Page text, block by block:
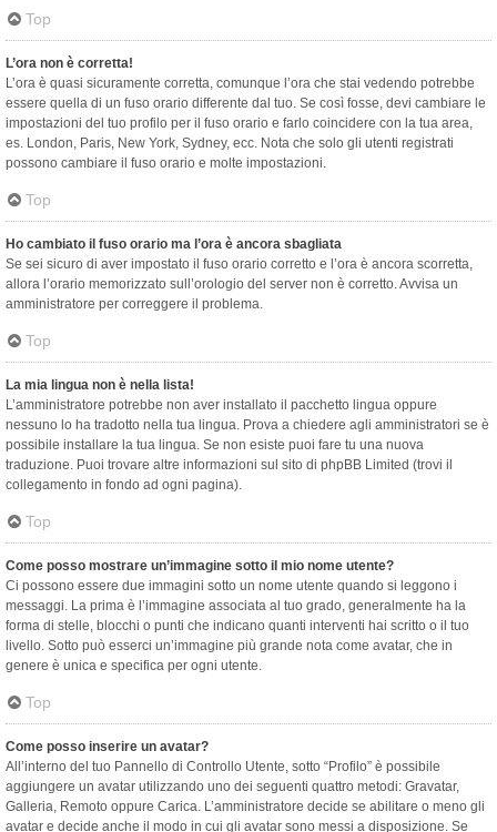
Top
L’ora non è corretta!
L’ora è quasi sicuramente corretta, comunque l’ora che stai vedendo potrebbe
essere quella di un fuso orario differente dal tuo. Se così fosse, devi cambiare le
impostazioni del tuo profilo per il fuso orario e farlo coincidere con la tua area,
es. London, Paris, New York, Sydney, ecc. Nota che solo gli utenti registrati
possono cambiare il fuso orario e molte impostazioni.
Top
Ho cambiato il fuso orario ma l’ora è ancora sbagliata
Se sei sicuro di aver impostato il fuso orario corretto e l’ora è ancora scorretta,
allora l’orario memorizzato sull’orologio del server non è corretto. Avvisa un
amministratore per correggere il problema.
Top
La mia lingua non è nella lista!
L’amministratore potrebbe non aver installato il pacchetto lingua oppure
nessuno lo ha tradotto nella tua lingua. Prova a chiedere agli amministratori se è
possibile installare la tua lingua. Se non esiste puoi fare tu una nuova
traduzione. Puoi trovare altre informazioni sul sito di phpBB Limited (trovi il
collegamento in fondo ad ogni pagina).
Top
Come posso mostrare un’immagine sotto il mio nome utente?
Ci possono essere due immagini sotto un nome utente quando si leggono i
messaggi. La prima è l’immagine associata al tuo grado, generalmente ha la
forma di stelle, blocchi o punti che indicano quanti interventi hai scritto o il tuo
livello. Sotto può esserci un’immagine più grande nota come avatar, che in
genere è unica e specifica per ogni utente.
Top
Come posso inserire un avatar?
All’interno del tuo Pannello di Controllo Utente, sotto “Profilo” è possibile
aggiungere un avatar utilizzando uno dei seguenti quattro metodi: Gravatar,
Galleria, Remoto oppure Carica. L’amministratore decide se abilitare o meno gli
avatar e decide anche il modo in cui gli avatar sono messi a disposizione. Se